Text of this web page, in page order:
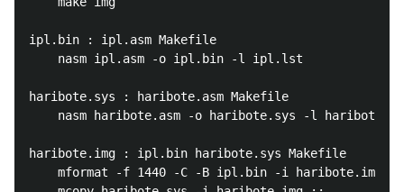
ipl.bin : ipl.asm Makefile
haribote.sys : haribote.asm Makefile
haribote.img : ipl.bin haribote.sys Makefile